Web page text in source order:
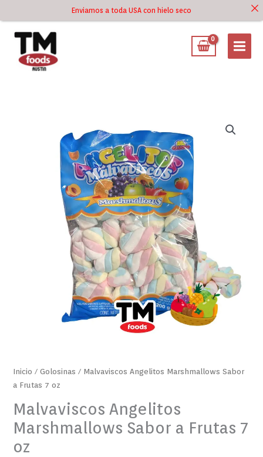
Enviamos a toda USA con hielo seco
al
contenido
Inicio /Golosinas / Malvaviscos Angelitos Marshmallows Sabor
a Frutas 7 oz
Malvaviscos Angelitos
Marshmallows Sabor a Frutas 7
oz
Marshmallows